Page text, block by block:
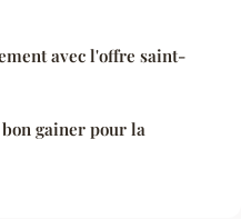
avec l'offre saint-
gainer pour la